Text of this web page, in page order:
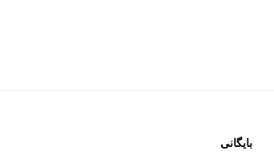
بایگانی